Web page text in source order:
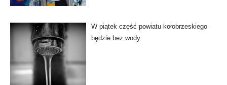
W piątek część powiatu kołobrzeskiego
będzie bez wody